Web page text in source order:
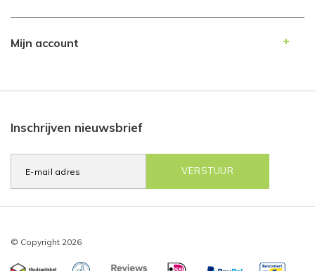
Mijn account
Inschrijven nieuwsbrief
VERSTUUR
© Copyright 2026